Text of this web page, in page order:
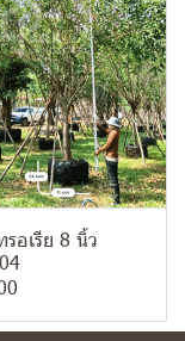
อเรีย 8 นิ้ว